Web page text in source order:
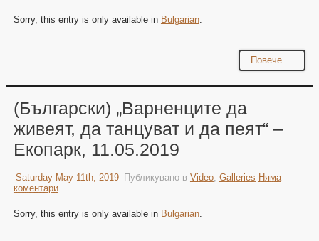
Sorry, this entry is only available in Bulgarian.
Повече ...
(Български) „Варненците да
живеят, да танцуват и да пеят“ –
Екопарк, 11.05.2019
Saturday May 11th, 2019 Публикувано в Video, Galleries Няма
коментари
Sorry, this entry is only available in Bulgarian.